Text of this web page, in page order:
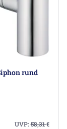
rund
UVP:58,31€